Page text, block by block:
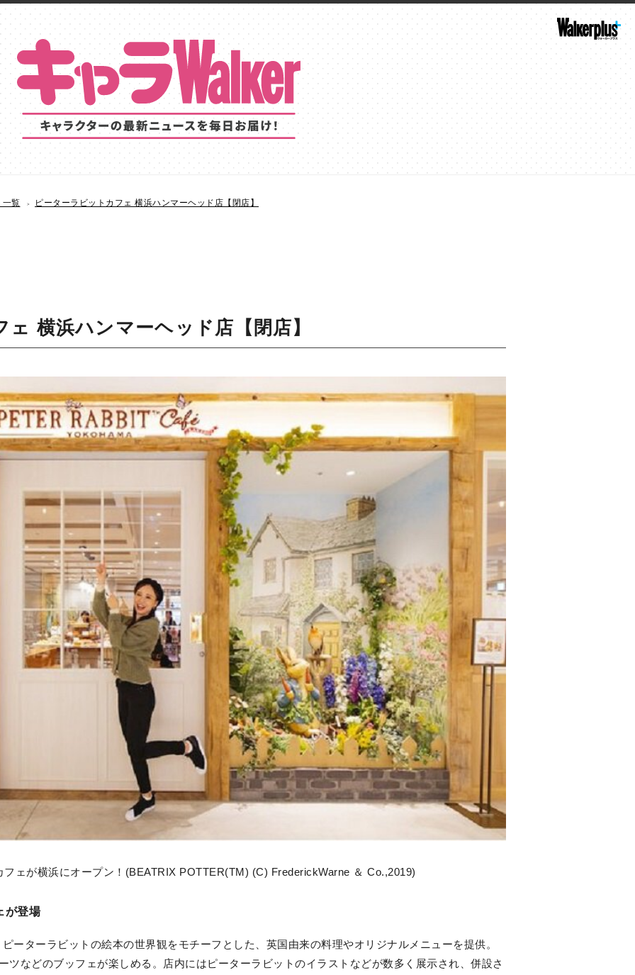
一覧 ピーターラビットカフェ 横浜ハンマーヘッド店【閉店】
横浜ハンマーヘッド店【閉店】
ェが横浜にオープン！(BEATRIX POTTER(TM) (C) FrederickWarne ＆ Co.,2019)
が登場
ーターラビットの絵本の世界観をモチーフとした、英国由来の料理やオリジナルメニューを提供。
ツなどのブッフェが楽しめる。店内にはピーターラビットのイラストなどが数多く展示され、併設さ